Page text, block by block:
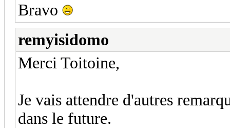
Bravo
remyisidomo
Merci Toitoine,
Je vais attendre d'autres
dans le future.